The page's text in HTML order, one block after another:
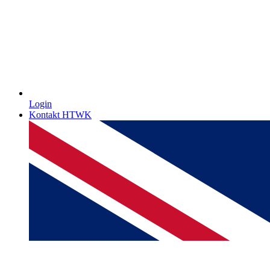
Login
Kontakt HTWK